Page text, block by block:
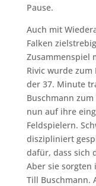
Pause.
Auch mit
Falken
Zusammenspiel
Rivic wurde
der 37. Minute
Buschmann
nun auf ihre
Feldspielern.
diszipliniert
dafür, dass sich
Aber sie sorgten
Till Buschmann.